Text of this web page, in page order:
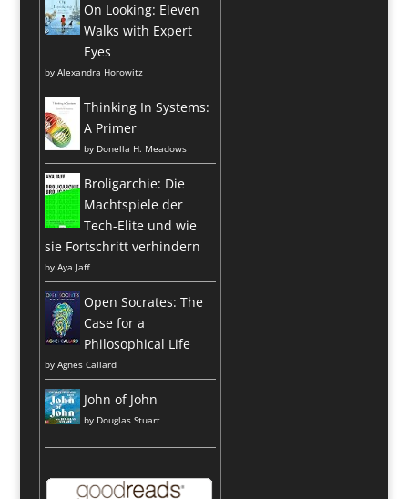
On Looking: Eleven
Walks with Expert
Eyes
by Alexandra Horowitz
Thinking In Systems:
A Primer
by Donella H. Meadows
Broligarchie: Die
Machtspiele der
Tech-Elite und wie
sie Fortschritt verhindern
by Aya Jaff
Open Socrates: The
Case for a
Philosophical Life
by Agnes Callard
John of John
by Douglas Stuart